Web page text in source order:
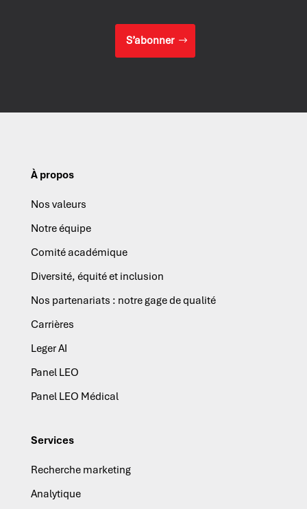
S’abonner
À propos
Nos valeurs
Notre équipe
Comité académique
Diversité, équité et inclusion
Nos partenariats : notre gage de qualité
Carrières
Leger AI
Panel LEO
Panel LEO Médical
Services
Recherche marketing
Analytique